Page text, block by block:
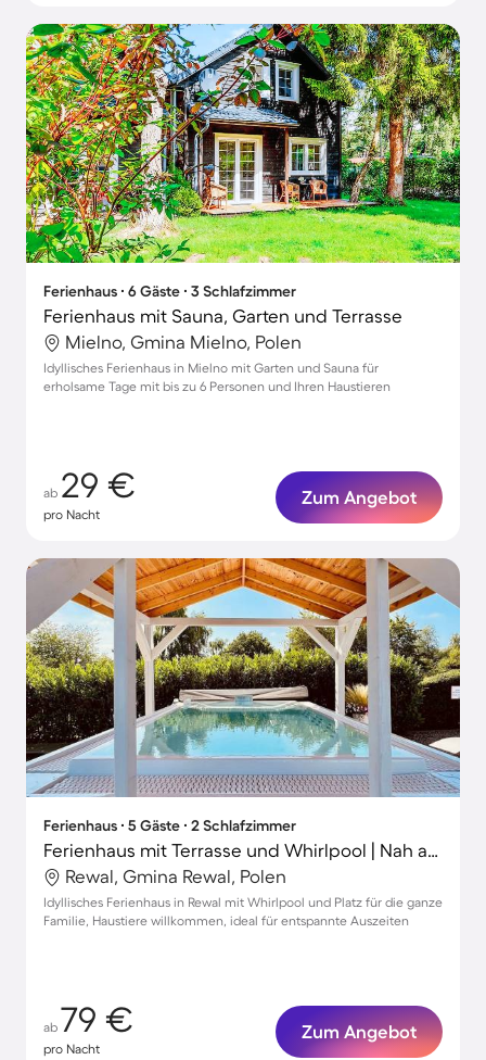
Ferienhaus ∙ 6 Gäste ∙ 3 Schlafzimmer
Ferienhaus mit Sauna, Garten und Terrasse
Mielno, Gmina Mielno, Polen
Idyllisches Ferienhaus in Mielno mit Garten und Sauna für
erholsame Tage mit bis zu 6 Personen und Ihren Haustieren
ab 29 €
pro Nacht
Zum Angebot
Ferienhaus ∙ 5 Gäste ∙ 2 Schlafzimmer
Ferienhaus mit Terrasse und Whirlpool | Nah am Strand | Hunde erlaubt
Rewal, Gmina Rewal, Polen
Idyllisches Ferienhaus in Rewal mit Whirlpool und Platz für die ganze
Familie, Haustiere willkommen, ideal für entspannte Auszeiten
ab 79 €
pro Nacht
Zum Angebot